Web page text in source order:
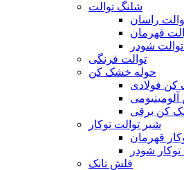
شلنگ توالت
راسان
قهرمان
شودر
توالت فرنگی
حوله خشک کن
فولادی
کن برقی
شیر توالت توکار
قهرمان
شودر
فلش تانک